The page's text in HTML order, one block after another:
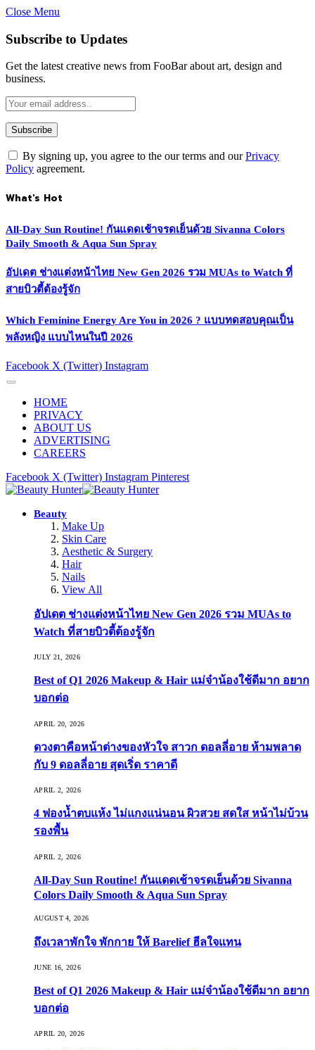
Close Menu
Subscribe to Updates
Get the latest creative news from FooBar about art, design and
business.
By signing up, you agree to the our terms and ourPrivacy
Policy agreement.
What's Hot
All-Day Sun Routine! กันแดดเช้าจรดเย็นด้วย Sivanna Colors
Daily Smooth & Aqua Sun Spray
อัปเดต ช่างแต่งหน้าไทย New Gen 2026 รวม MUAs to Watch ที่
สายบิวตี้ต้องรู้จัก
Which Feminine Energy Are You in 2026 ? แบบทดสอบคุณเป็น
พลังหญิง แบบไหนในปี 2026
Facebook X (Twitter) Instagram
HOME
PRIVACY
ABOUT US
ADVERTISING
CAREERS
Facebook X (Twitter) Instagram Pinterest
Beauty
Make Up
Skin Care
Aesthetic & Surgery
Hair
Nails
View All
อัปเดต ช่างแต่งหน้าไทย New Gen 2026 รวม MUAs to
Watch ที่สายบิวตี้ต้องรู้จัก
JULY 21, 2026
Best of Q1 2026 Makeup & Hair แม่จ๋าน้องใช้ดีมาก อยาก
บอกต่อ
APRIL 20, 2026
ดวงตาคือหน้าต่างของหัวใจ สาวก ดอลลี่อาย ห้ามพลาด
กับ 9 ดอลลี่อาย สุดเริ่ด ราคาดี
APRIL 2, 2026
4 ฟองน้ำตบแห้ง ไม่แกงแน่นอน ผิวสวย สดใส หน้าไม่บ้วน
รองพื้น
APRIL 2, 2026
All-Day Sun Routine! กันแดดเช้าจรดเย็นด้วย Sivanna
Colors Daily Smooth & Aqua Sun Spray
AUGUST 4, 2026
ถึงเวลาพักใจ พักกาย ให้ Barelief ฮีลใจแทน
JUNE 16, 2026
Best of Q1 2026 Makeup & Hair แม่จ๋าน้องใช้ดีมาก อยาก
บอกต่อ
APRIL 20, 2026